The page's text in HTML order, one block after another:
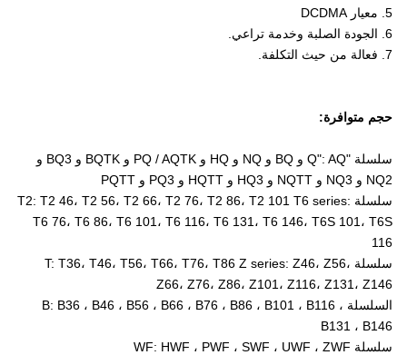
5. معيار DCDMA
6. الجودة الصلبة وخدمة تراعي.
7. فعالة من حيث التكلفة.
حجم متوافرة:
سلسلة "Q": AQ و BQ و NQ و HQ و PQ / AQTK و BQTK و BQ3 و
NQ2 و NQ3 و NQTT و HQ3 و HQTT و PQ3 و PQTT
سلسلة T2: T2 46، T2 56، T2 66، T2 76، T2 86، T2 101 T6 series:
T6 76، T6 86، T6 101، T6 116، T6 131، T6 146، T6S 101، T6S
116
سلسلة T: T36، T46، T56، T66، T76، T86 Z series: Z46، Z56،
Z66، Z76، Z86، Z101، Z116، Z131، Z146
السلسلة B: B36 ، B46 ، B56 ، B66 ، B76 ، B86 ، B101 ، B116 ،
B131 ، B146
سلسلة WF: HWF ، PWF ، SWF ، UWF ، ZWF